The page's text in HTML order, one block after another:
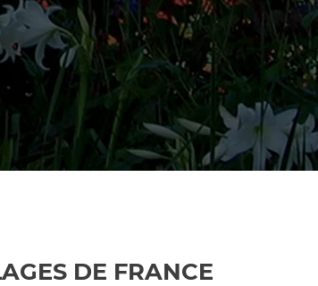
DE FRANCE